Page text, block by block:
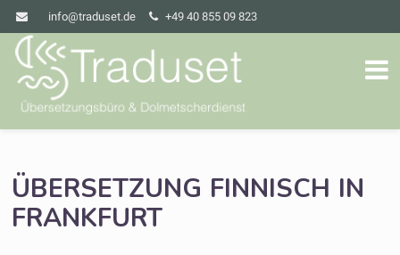
info@traduset.de +49 40 855 09 823
ÜBERSETZUNG FINNISCH IN
FRANKFURT